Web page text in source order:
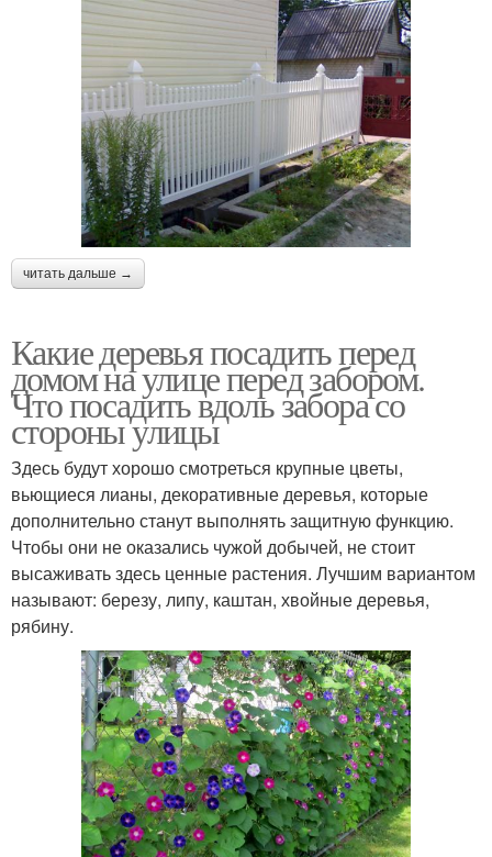
читать дальше →
Какие деревья посадить перед
домом на улице перед забором.
Что посадить вдоль забора со
стороны улицы
Здесь будут хорошо смотреться крупные цветы,
вьющиеся лианы, декоративные деревья, которые
дополнительно станут выполнять защитную функцию.
Чтобы они не оказались чужой добычей, не стоит
высаживать здесь ценные растения. Лучшим вариантом
называют: березу, липу, каштан, хвойные деревья,
рябину.